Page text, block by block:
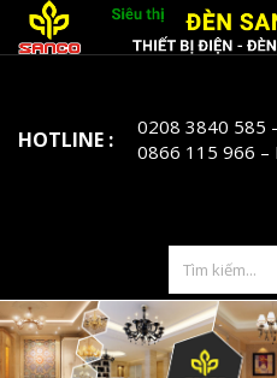
HOTLINE : 0208 3840 585
0866 115 966 –